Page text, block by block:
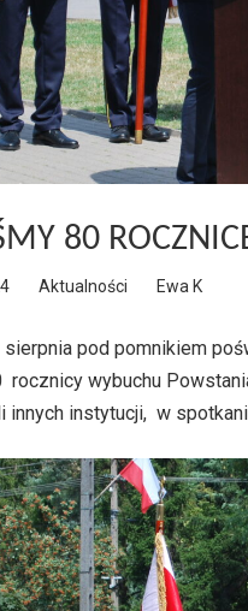
80
Aktualności Ewa K
pod pomnikiem
rocznicy wybuchu
instytucji, w